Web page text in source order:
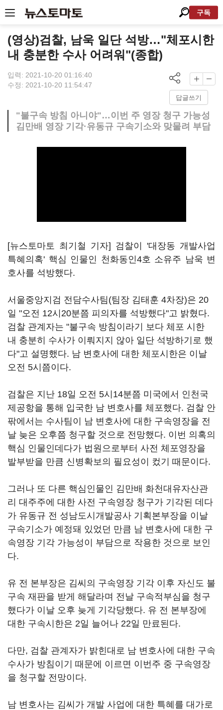
구독
(영상)검찰, 남욱 일단 석방…"체포시한
내 충분한 수사 어려워"(종합)
입력: 2021-10-20 01:16:40
수정: 2021-10-20 11:54:47
답글쓰기
"불구속 방침 아니야"…이번 주 영장 청구 가능성
김만배 영장 기각·유동규 구속기소와 맞물려 부담
[뉴스토마토 최기철 기자] 검찰이 '대장동 개발사업
특혜의혹' 핵심 인물인 천화동인4호 소유주 남욱 변
호사를 석방했다.
서울중앙지검 전담수사팀(팀장 김태훈 4차장)은 20
일 "오전 12시20분쯤 피의자를 석방했다"고 밝혔다.
검찰 관계자는 "불구속 방침이라기 보다 체포 시한
내 충분히 수사가 이뤄지지 않아 일단 석방하기로 했
다"고 설명했다. 남 변호사에 대한 체포시한은 이날
오전 5시쯤이다.
검찰은 지난 18일 오전 5시14분쯤 미국에서 인천국
제공항을 통해 입국한 남 변호사를 체포했다. 검찰 안
팎에서는 수사팀이 남 변호사에 대한 구속영장을 전
날 늦은 오후쯤 청구할 것으로 전망했다. 이번 의혹의
핵심 인물인데다가 법원으로부터 사전 체포영장을
발부받을 만큼 신병확보의 필요성이 컸기 때문이다.
그러나 또 다른 핵심인물인 김만배 화천대유자산관
리 대주주에 대한 사전 구속영장 청구가 기각된 데다
가 유동규 전 성남도시개발공사 기획본부장을 이날
구속기소가 예정돼 있었던 만큼 남 변호사에 대한 구
속영장 기각 가능성이 부담으로 작용한 것으로 보인
다.
유 전 본부장은 김씨의 구속영장 기각 이후 자신도 불
구속 재판을 받게 해달라며 전날 구속적부심을 청구
했다가 이날 오후 늦게 기각당했다. 유 전 본부장에
대한 구속시한은 2일 늘어나 22일 만료된다.
다만, 검찰 관계자가 밝힌대로 남 변호사에 대한 구속
수사가 방침이기 때문에 이르면 이번주 중 구속영장
을 청구할 전망이다.
남 변호사는 김씨가 개발 사업에 대한 특혜를 대가로